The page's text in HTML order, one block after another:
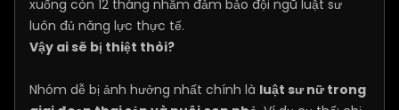
xuống còn 12 tháng nhằm đảm bảo đội ngũ luật sư
luôn đủ năng lực thực tế.
Vậy ai sẽ bị thiệt thòi?
Nhóm dễ bị ảnh hưởng nhất chính là luật sư nữ trong